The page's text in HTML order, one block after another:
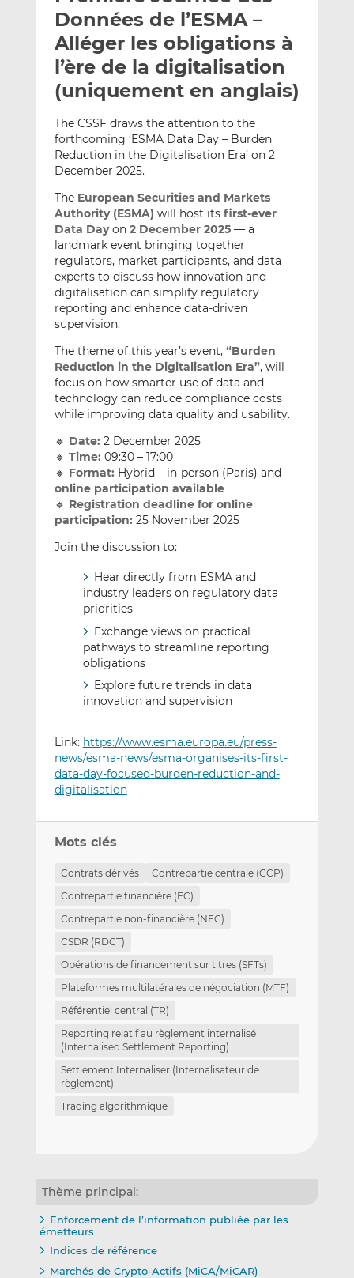
e
r
p
a
r
m
a
i
g
e
r
s
u
L
i
n
e
d
I
n
g
e
r
s
u
F
a
c
b
o
o
k
Données de l’ESMA –
Alléger les obligations à
l’ère de la digitalisation
(uniquement en anglais)
The CSSF draws the attention to the
forthcoming ‘ESMA Data Day – Burden
Reduction in the Digitalisation Era’ on 2
December 2025.
The European Securities and Markets
Authority (ESMA) will host its first-ever
Data Dayon 2 December 2025— a
landmark event bringing together
regulators, market participants, and data
experts to discuss how innovation and
digitalisation can simplify regulatory
reporting and enhance data-driven
supervision.
The theme of this year’s event, “Burden
Reduction in the Digitalisation Era”, will
focus on how smarter use of data and
technology can reduce compliance costs
while improving data quality and usability.
🔹 Date: 2 December 2025
🔹 Time: 09:30 – 17:00
🔹 Format: Hybrid – in-person (Paris) and
online participation available
🔹 Registration deadline for online
participation: 25 November 2025
Join the discussion to:
Hear directly from ESMA and
industry leaders on regulatory data
priorities
Exchange views on practical
pathways to streamline reporting
obligations
Explore future trends in data
innovation and supervision
Link: https://www.esma.europa.eu/press-
news/esma-news/esma-organises-its-first-
data-day-focused-burden-reduction-and-
digitalisation
Mots clés
Contrats dérivés
Contrepartie centrale (CCP)
Contrepartie financière (FC)
Contrepartie non-financière (NFC)
CSDR (RDCT)
Opérations de financement sur titres (SFTs)
Plateformes multilatérales de négociation (MTF)
Référentiel central (TR)
Reporting relatif au règlement internalisé
(Internalised Settlement Reporting)
Settlement Internaliser (Internalisateur de
règlement)
Trading algorithmique
Thème principal:
Enforcement de l’information publiée par les
émetteurs
Indices de référence
Marchés de Crypto-Actifs (MiCA/MiCAR)